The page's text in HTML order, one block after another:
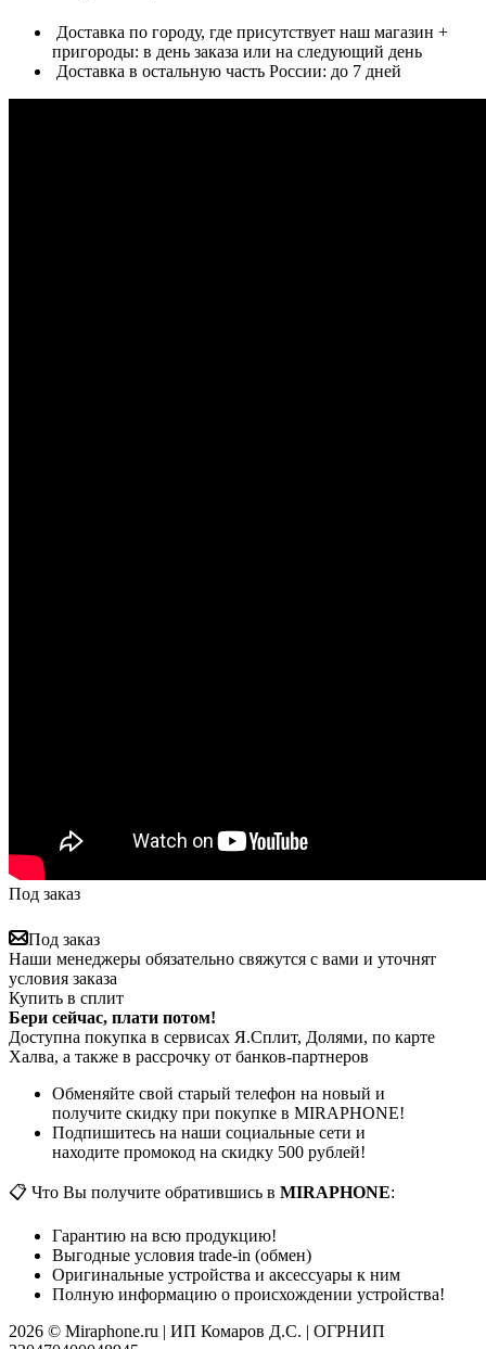
Доставка по городу, где присутствует наш магазин +
пригороды: в день заказа или на следующий день
Доставка в остальную часть России: до 7 дней
Под заказ
Под заказ
Наши менеджеры обязательно свяжутся с вами и уточнят
условия заказа
Купить в сплит
Бери сейчас, плати потом!
Доступна покупка в сервисах Я.Сплит, Долями, по карте
Халва, а также в рассрочку от банков-партнеров
Обменяйте свой старый телефон на новый и
получите скидку при покупке в MIRAPHONE!
Подпишитесь на наши социальные сети и
находите промокод на скидку 500 рублей!
📋 Что Вы получите обратившись в MIRAPHONE:
Гарантию на всю продукцию!
Выгодные условия trade-in (обмен)
Оригинальные устройства и аксессуары к ним
Полную информацию о происхождении устройства!
2026 © Miraphone.ru | ИП Комаров Д.С. | ОГРНИП